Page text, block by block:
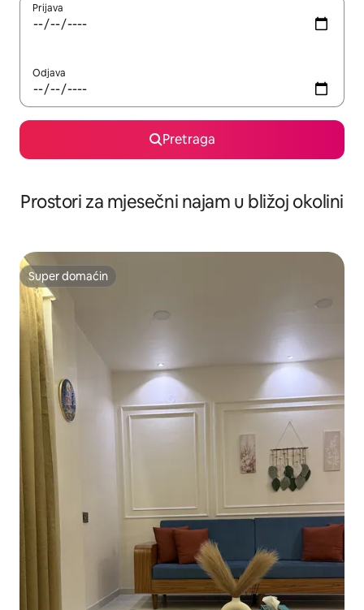
Prijava
Odjava
Pretraga
Prostori za mjesečni najam u bližoj okolini
Super domaćin
Super domaćin